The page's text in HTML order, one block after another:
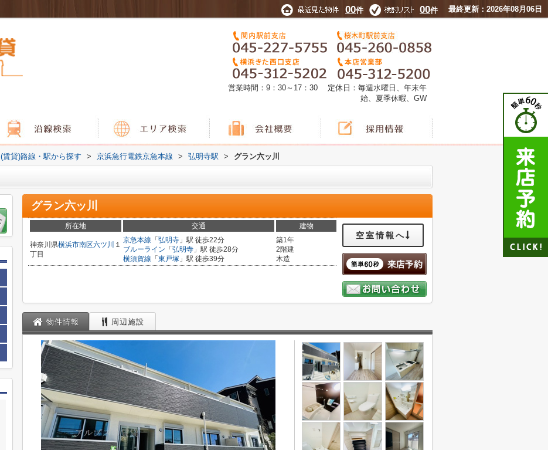
00件 00件 最終更新：2026年08月06日
営業時間：9：30～17：30 定休日：毎週水曜日、年末年
始、夏季休暇、GW
(賃貸)路線・駅から探す > 京浜急行電鉄京急本線 > 弘明寺駅 > グラン六ッ川
グラン六ッ川
所在地 交通 建物
神奈川県横浜市南区六ツ川 １
丁目
京急本線 「 弘明寺 」駅 徒歩22分
ブルーライン 「 弘明寺 」駅 徒歩28分
横須賀線 「 東戸塚 」駅 徒歩39分
築1年
2階建
木造
空室情報へ
物件情報 周辺施設